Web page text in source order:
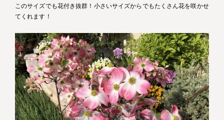
このサイズでも花付き抜群！小さいサイズからでもたくさん花を咲かせ
てくれます！